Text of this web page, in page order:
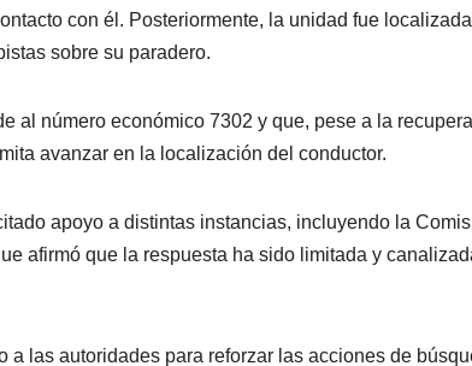
con él. Posteriormente, la unidad fue
sobre su paradero.
al número económico 7302 y que, pese a la
avanzar en la localización del conductor.
apoyo a distintas instancias, incluyendo la
afirmó que la respuesta ha sido limitada y
a las autoridades para reforzar las acciones de